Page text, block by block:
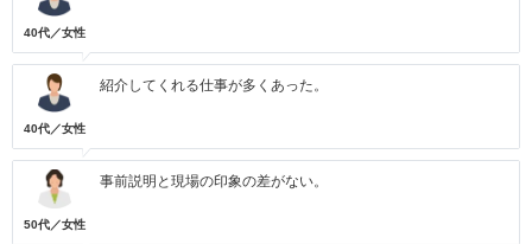
40代／女性
40代／女性
紹介してくれる仕事が多くあった。
50代／女性
事前説明と現場の印象の差がない。